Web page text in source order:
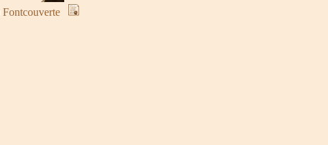
Fontcouverte